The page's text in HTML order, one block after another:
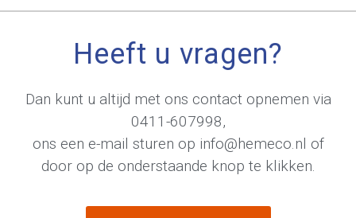
Heeft u vragen?
Dan kunt u altijd met ons contact opnemen via
0411-607998,
ons een e-mail sturen op info@hemeco.nl of
door op de onderstaande knop te klikken.